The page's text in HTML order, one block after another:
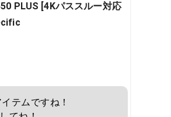
PLUS [4Kパススルー対応
テムですね！